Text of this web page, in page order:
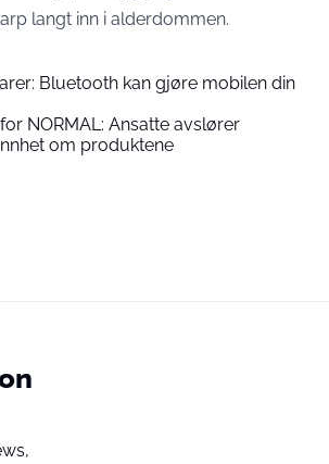
langt inn i alderdommen.
Bluetooth kan gjøre mobilen din
NORMAL: Ansatte avslører
om produktene